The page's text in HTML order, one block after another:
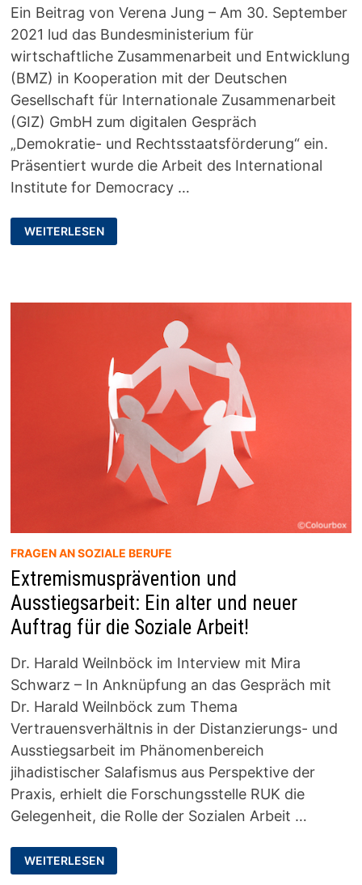
Ein Beitrag von Verena Jung – Am 30. September
2021 lud das Bundesministerium für
wirtschaftliche Zusammenarbeit und Entwicklung
(BMZ) in Kooperation mit der Deutschen
Gesellschaft für Internationale Zusammenarbeit
(GIZ) GmbH zum digitalen Gespräch
„Demokratie- und Rechtsstaatsförderung“ ein.
Präsentiert wurde die Arbeit des International
Institute for Democracy …
NICHT
NUR
DENKEN
UND
WEITERLESEN
FRAGEN AN SOZIALE BERUFE
Extremismusprävention und
Ausstiegsarbeit: Ein alter und neuer
Auftrag für die Soziale Arbeit!
Dr. Harald Weilnböck im Interview mit Mira
Schwarz – In Anknüpfung an das Gespräch mit
Dr. Harald Weilnböck zum Thema
Vertrauensverhältnis in der Distanzierungs- und
Ausstiegsarbeit im Phänomenbereich
jihadistischer Salafismus aus Perspektive der
Praxis, erhielt die Forschungsstelle RUK die
Gelegenheit, die Rolle der Sozialen Arbeit …
EXTREMISMUSPRÄVENTION
UND
AUSSTIEGSARBEIT:
WEITERLESEN